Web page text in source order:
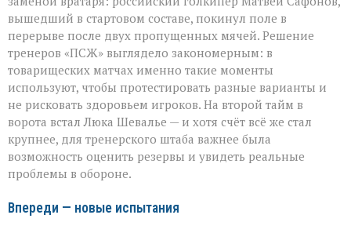
вышедший в стартовом составе, покинул поле в
перерыве после двух пропущенных мячей. Решение
тренеров «ПСЖ» выглядело закономерным: в
товарищеских матчах именно такие моменты
используют, чтобы протестировать разные варианты и
не рисковать здоровьем игроков. На второй тайм в
ворота встал Люка Шевалье — и хотя счёт всё же стал
крупнее, для тренерского штаба важнее была
возможность оценить резервы и увидеть реальные
проблемы в обороне.
Впереди — новые испытания